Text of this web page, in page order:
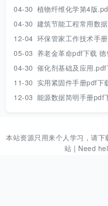
04-30 植物纤维化学第4版
04-30 建筑节能工程常用数据速
12-04 环保管家工作技术手
05-03 养老金革命pdf下载 德
04-30 催化剂基础及应用.pdf下载
11-30 实用紧固件手册pdf下
12-03 能源数据简明手册pdf
本站资源只用来个人学习，请下
站 | Need